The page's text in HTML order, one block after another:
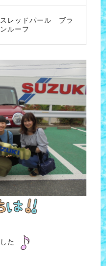
レッドパール ブラ
ルーフ
た